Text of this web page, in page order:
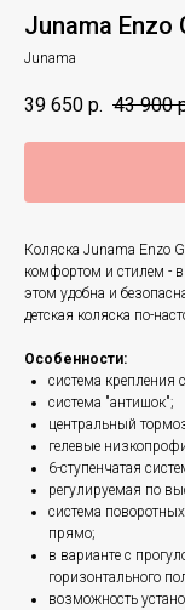
Junama Enzo
Junama
39 650 р. 43 900
Коляска Junama Enzo
комфортом и стилем -
этом удобна и
детская коляска по-
Особенности:
система крепления
система "антишок";
центральный
гелевые
6-ступенчатая
регулируемая по
система
прямо;
в варианте с
горизонтального
возможность